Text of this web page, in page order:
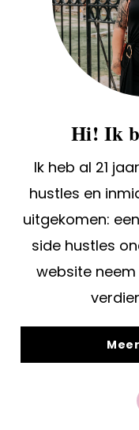
Hi! Ik
Ik heb al 21
hustles en
uitgekomen:
side hustles
website neem